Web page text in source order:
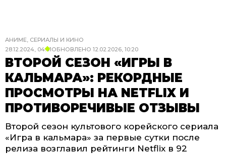
АНИМЕ, СЕРИАЛЫ И КИНО
28.12.2024, 04:01ОБНОВЛЕНО 12.02.2026, 10:20
ВТОРОЙ СЕЗОН «ИГРЫ В
КАЛЬМАРА»: РЕКОРДНЫЕ
ПРОСМОТРЫ НА NETFLIX И
ПРОТИВОРЕЧИВЫЕ ОТЗЫВЫ
Второй сезон культового корейского сериала
«Игра в кальмара» за первые сутки после
релиза возглавил рейтинги Netflix в 92